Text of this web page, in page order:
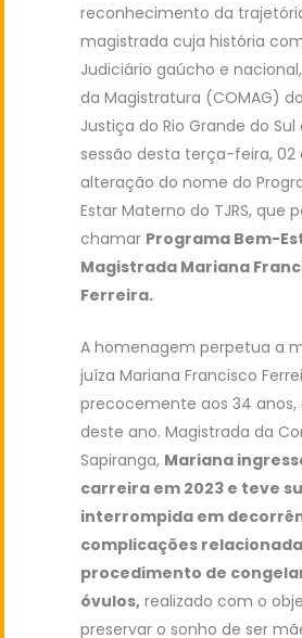
reconhecimento da
magistrada cuja história
Judiciário gaúcho e
da Magistratura (COMAG)
Justiça do Rio Grande do
sessão desta terça-feira, 02
alteração do nome do
Estar Materno do TJRS, que
chamar Programa Bem-
Magistrada Mariana
Ferreira.
A homenagem perpetua a
juíza Mariana Francisco
precocemente aos 34
deste ano. Magistrada da
Sapiranga, Mariana
carreira em 2023 e teve
interrompida em
complicações
procedimento de
óvulos, realizado com o
preservar o sonho de ser